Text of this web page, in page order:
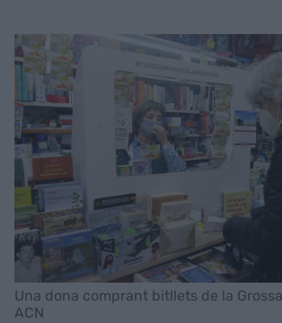
Una dona comprant bitllets de la Grossa
ACN